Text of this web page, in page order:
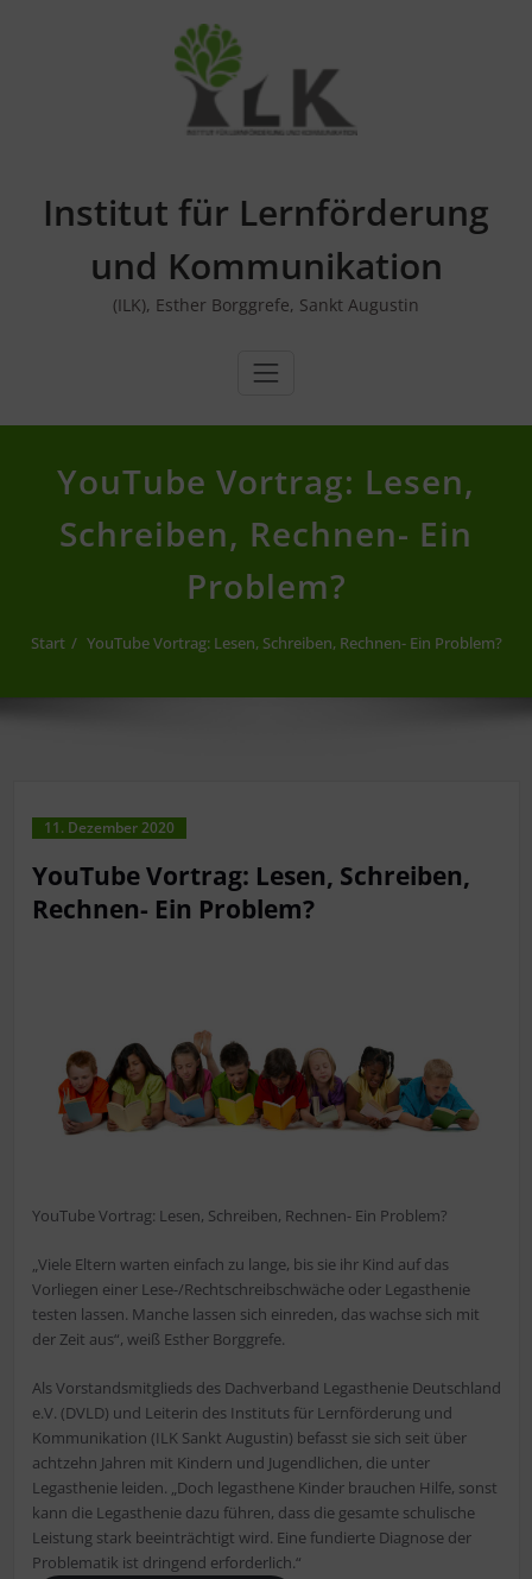
Institut für Lernförderung
und Kommunikation
(ILK), Esther Borggrefe, Sankt Augustin
YouTube Vortrag: Lesen,
Schreiben, Rechnen- Ein
Problem?
Start YouTube Vortrag: Lesen, Schreiben, Rechnen- Ein Problem?
11. Dezember 2020
YouTube Vortrag: Lesen, Schreiben,
Rechnen- Ein Problem?
YouTube Vortrag: Lesen, Schreiben, Rechnen- Ein Problem?
„Viele Eltern warten einfach zu lange, bis sie ihr Kind auf das
Vorliegen einer Lese-/Rechtschreibschwäche oder Legasthenie
testen lassen. Manche lassen sich einreden, das wachse sich mit
der Zeit aus“, weiß Esther Borggrefe.
Als Vorstandsmitglieds des Dachverband Legasthenie Deutschland
e.V. (DVLD) und Leiterin des Instituts für Lernförderung und
Kommunikation (ILK Sankt Augustin) befasst sie sich seit über
achtzehn Jahren mit Kindern und Jugendlichen, die unter
Legasthenie leiden. „Doch legasthene Kinder brauchen Hilfe, sonst
kann die Legasthenie dazu führen, dass die gesamte schulische
Leistung stark beeinträchtigt wird. Eine fundierte Diagnose der
Problematik ist dringend erforderlich.“